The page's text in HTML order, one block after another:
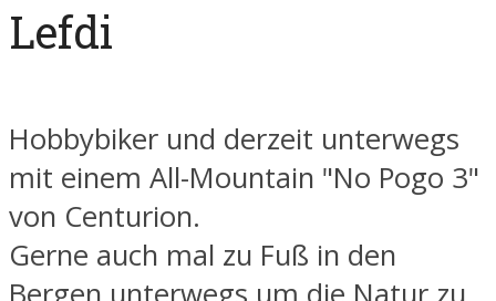
Lefdi
Hobbybiker und derzeit unterwegs
mit einem All-Mountain "No Pogo 3"
von Centurion.
Gerne auch mal zu Fuß in den